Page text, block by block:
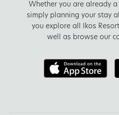
Whether you are already
simply planning your stay
you explore all Ikos
well as browse our